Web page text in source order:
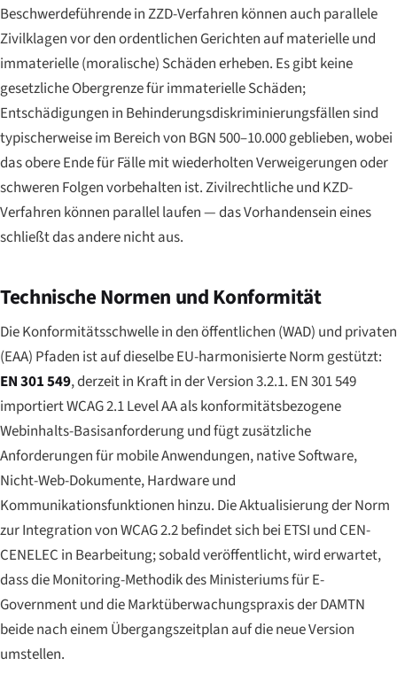
Beschwerdeführende in ZZD-Verfahren können auch parallele
Zivilklagen vor den ordentlichen Gerichten auf materielle und
immaterielle (moralische) Schäden erheben. Es gibt keine
gesetzliche Obergrenze für immaterielle Schäden;
Entschädigungen in Behinderungsdiskriminierungsfällen sind
typischerweise im Bereich von BGN 500–10.000 geblieben, wobei
das obere Ende für Fälle mit wiederholten Verweigerungen oder
schweren Folgen vorbehalten ist. Zivilrechtliche und KZD-
Verfahren können parallel laufen — das Vorhandensein eines
schließt das andere nicht aus.
Technische Normen und Konformität
Die Konformitätsschwelle in den öffentlichen (WAD) und privaten
(EAA) Pfaden ist auf dieselbe EU-harmonisierte Norm gestützt:
EN 301 549, derzeit in Kraft in der Version 3.2.1. EN 301 549
importiert WCAG 2.1 Level AA als konformitätsbezogene
Webinhalts-Basisanforderung und fügt zusätzliche
Anforderungen für mobile Anwendungen, native Software,
Nicht-Web-Dokumente, Hardware und
Kommunikationsfunktionen hinzu. Die Aktualisierung der Norm
zur Integration von WCAG 2.2 befindet sich bei ETSI und CEN-
CENELEC in Bearbeitung; sobald veröffentlicht, wird erwartet,
dass die Monitoring-Methodik des Ministeriums für E-
Government und die Marktüberwachungspraxis der DAMTN
beide nach einem Übergangszeitplan auf die neue Version
umstellen.